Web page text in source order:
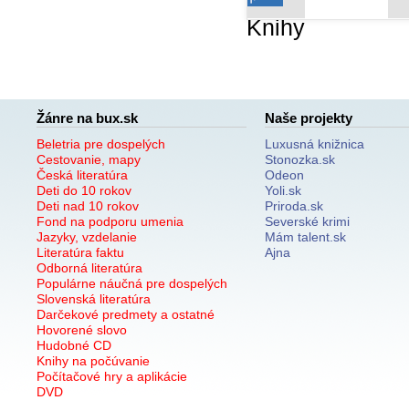
Knihy
Žánre na bux.sk
Beletria pre dospelých
Cestovanie, mapy
Česká literatúra
Deti do 10 rokov
Deti nad 10 rokov
Fond na podporu umenia
Jazyky, vzdelanie
Literatúra faktu
Odborná literatúra
Populárne náučná pre dospelých
Slovenská literatúra
Darčekové predmety a ostatné
Hovorené slovo
Hudobné CD
Knihy na počúvanie
Počítačové hry a aplikácie
DVD
Naše projekty
Luxusná knižnica
Stonozka.sk
Odeon
Yoli.sk
Priroda.sk
Severské krimi
Mám talent.sk
Ajna